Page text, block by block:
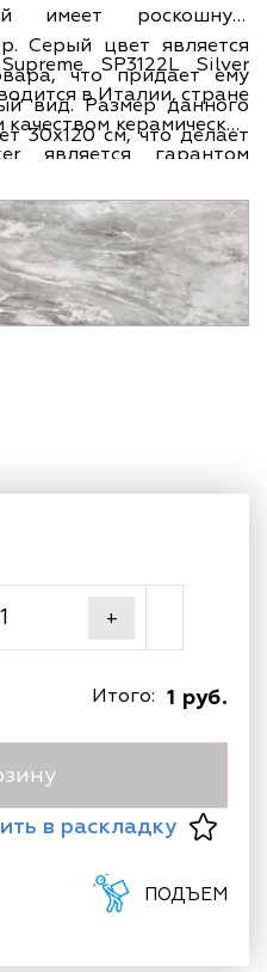
имеет роскошную
Серый цвет является
что придает ему
вид. Размер данного
30х120 см, что делает
как в
помещениях.
SP3122L Silver
в Италии, стране
керамических
является гарантом
широкий выбор
удовлетворить
вкусов. Ширина
30 см, а длина - 120 см,
его для создания
решений в интерьере.
+
1 руб.
Итого:
в раскладку
ПОДЪЕМ